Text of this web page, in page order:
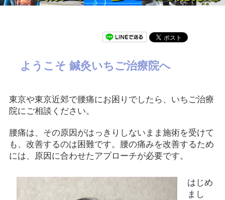
ようこそ 鍼灸いちご治療院へ
東京や東京近郊で腰痛にお困りでしたら、いちご治療
院にご相談ください。
腰痛は、その原因がはっきりしないまま施術を受けて
も、改善するのは困難です。腰の痛みを改善するため
には、原因に合わせたアプローチが必要です。
はじめ
まし